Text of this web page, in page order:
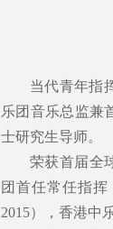
当代青年指
乐团音乐总监兼
士研究生导师。
荣获首届全
团首任常任指挥
2015），香港中